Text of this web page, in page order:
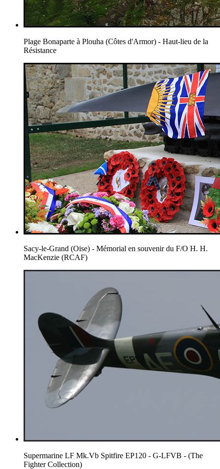
Plage Bonaparte à Plouha (Côtes d'Armor) - Haut-lieu de la
Résistance
Sacy-le-Grand (Oise) - Mémorial en souvenir du F/O H. H.
MacKenzie (RCAF)
Supermarine LF Mk.Vb Spitfire EP120 - G-LFVB - (The
Fighter Collection)